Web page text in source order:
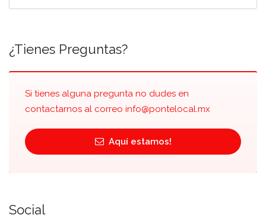
¿Tienes Preguntas?
Si tienes alguna pregunta no dudes en
contactarnos al correo info@pontelocal.mx
Aquí estamos!
Social